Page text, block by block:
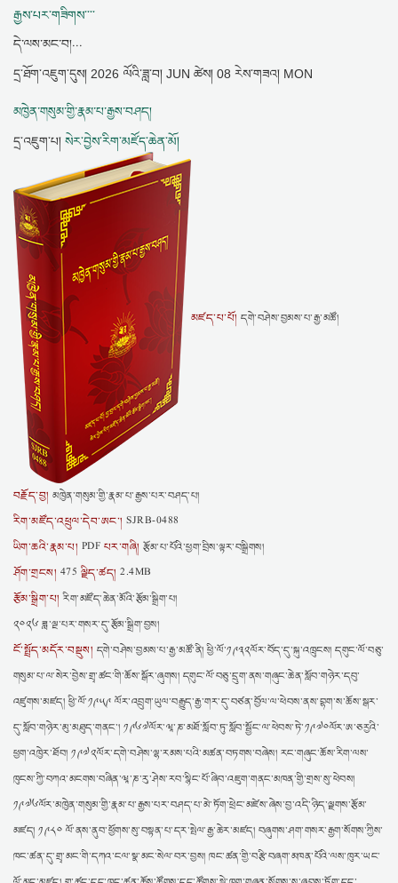
རྒྱས་པར་གཟིགས་་་་
དེ་ལས་མང་བ།...
དྲ་ཐོག་འཇུག་དུས། 2026 ལོའི་ཟླ་བ། JUN ཚེས། 08 རེས་གཟའ། MON
མཁྱེན་གསུམ་གྱི་རྣམ་པ་རྒྱས་བཤད།
དྲ་འཇུག་པ། སེར་བྱེས་རིག་མཛོད་ཆེན་མོ།
མཛད་པ་པོ། དགེ་བཤེས་བྱམས་པ་རྒྱ་མཚོ།
བརྗོད་བྱ། མཁྱེན་གསུམ་གྱི་རྣམ་པ་རྒྱས་པར་བཤད་པ།
རིག་མཛོད་འཕྲུལ་དེབ་ཨང་། SJRB-0488
ཡིག་ཆའི་རྣམ་པ། PDF པར་གཞི། རྩོམ་པ་པོའི་ཕྱག་བྲིས་ལྟར་བསྒྲིགས།
ཤོག་གྲངས། 475 ལྗིད་ཚད། 2.4MB
རྩོམ་སྒྲིག་པ། རིག་མཛོད་ཆེན་མོའི་རྩོམ་སྒྲིག་པ།
༢༠༢༦ ཟླ་ལྔ་པར་གསར་དུ་རྩོམ་སྒྲིག་བྱས།
ངོ་སྤྲོད་མདོར་བསྡུས། དགེ་བཤེས་བྱམས་པ་རྒྱ་མཚོ་ནི། ཕྱི་ལོ་༡༩༣༢ལོར་བོད་དུ་སྐུ་འཁྲུངས། དགུང་ལོ་བཅུ་
གསུམ་པ་ལ་སེར་བྱེས་གྲྭ་ཚང་གི་ཆོས་སྒོར་ཞུགས། དགུང་ལོ་བཅུ་དྲུག་ནས་གཞུང་ཆེན་སློབ་གཉེར་དབུ་
འཛུགས་མཛད། ཕྱི་ལོ་༡༩༥༩ ལོར་འབྲུག་ཡུལ་བརྒྱུད་རྒྱ་གར་དུ་བཙན་བྱོལ་ལ་ཕེབས་ནས་བྷག་ས་ཆོས་སྒར་
དུ་སློབ་གཉེར་མུ་མཐུད་གནང་། ༡༩༦༧ལོར་ཝཱ་ཎ་མཐོ་སློབ་ཏུ་སློབ་སྦྱོང་ལ་ཕེབས་ཏེ་༡༩༧༠ལོར་ཨ་ཅརྱའི་
ཕྱག་འཁྱེར་ཐོབ། ༡༩༧༢ལོར་དགེ་བཤེས་ལྷ་རམས་པའི་མཚན་བཏགས་བཞེས། རང་གཞུང་ཆོས་རིག་ལས་
ཁུངས་ཀྱི་བཀའ་མངགས་བཞིན་ཝཱ་ཎ་རུ་ཤེས་རབ་སྙིང་པོ་ཞིབ་འཇུག་གནང་མཁན་གྱི་གྲས་སུ་ཕེབས།
༡༩༧༦ལོར་མཁྱེན་གསུམ་གྱི་རྣམ་པ་རྒྱས་པར་བཤད་པ་མེ་ཏོག་ཕྲེང་མཛེས་ཞེས་བྱ་འདི་ཉིད་ལྗགས་རྩོམ་
མཛད། ༡༩༨༠ ལོ་ནས་ནུབ་ཕྱོགས་སུ་བསྟན་པ་དར་སྤེལ་རྒྱ་ཆེར་མཛད། བཞུགས་ཤག་གསར་རྒྱག་སོགས་ཀྱིས་
ཁང་ཚན་དུ་གྲྭ་མང་གི་དཀའ་ངལ་སྣ་མང་སེལ་བར་བྱས། ཁང་ཚན་གྱི་བརྩི་བཞག་མཁན་པོའི་ལས་ཁུར་ཡང་